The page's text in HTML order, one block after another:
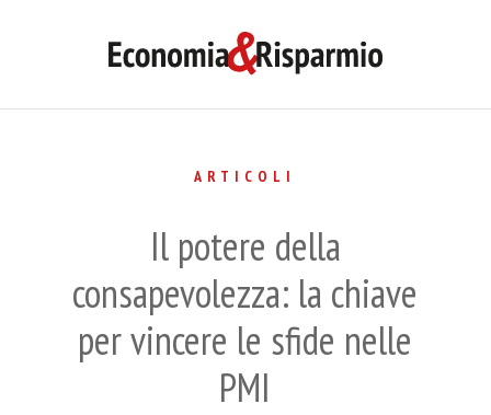
ARTICOLI
Il potere della
consapevolezza: la chiave
per vincere le sfide nelle
PMI